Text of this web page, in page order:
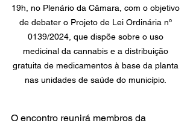
19h, no Plenário da Câmara, com o objetivo
de debater o Projeto de Lei Ordinária nº
0139/2024, que dispõe sobre o uso
medicinal da cannabis e a distribuição
gratuita de medicamentos à base da planta
nas unidades de saúde do município.
O encontro reunirá membros da